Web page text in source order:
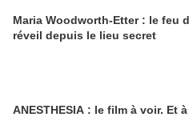
Maria Woodworth-Etter : le feu du
réveil depuis le lieu secret
ANESTHESIA : le film à voir. Et